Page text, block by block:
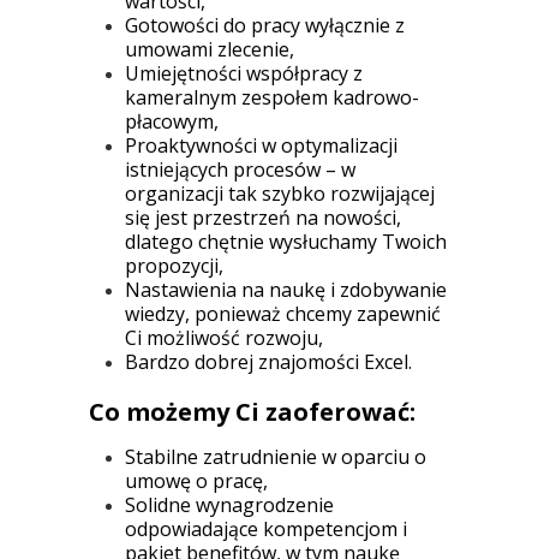
Gotowości do pracy wyłącznie z
umowami zlecenie,
Umiejętności współpracy z
kameralnym zespołem kadrowo-
płacowym,
Proaktywności w optymalizacji
istniejących procesów – w
organizacji tak szybko rozwijającej
się jest przestrzeń na nowości,
dlatego chętnie wysłuchamy Twoich
propozycji,
Nastawienia na naukę i zdobywanie
wiedzy, ponieważ chcemy zapewnić
Ci możliwość rozwoju,
Bardzo dobrej znajomości Excel.
Co możemy Ci zaoferować:
Stabilne zatrudnienie w oparciu o
umowę o pracę,
Solidne wynagrodzenie
odpowiadające kompetencjom i
pakiet benefitów, w tym naukę